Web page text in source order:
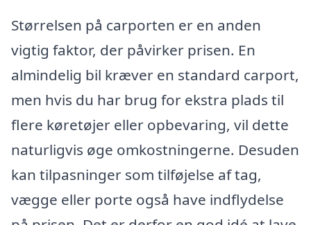
Størrelsen på carporten er en anden
vigtig faktor, der påvirker prisen. En
almindelig bil kræver en standard carport,
men hvis du har brug for ekstra plads til
flere køretøjer eller opbevaring, vil dette
naturligvis øge omkostningerne. Desuden
kan tilpasninger som tilføjelse af tag,
vægge eller porte også have indflydelse